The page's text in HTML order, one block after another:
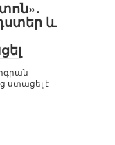
և
ստացել է